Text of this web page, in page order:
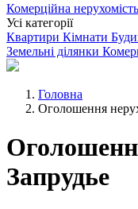
Комерційна нерухомість
Усі категорії
Квартири Кімнати
Земельні ділянки
Головна
Оголошення
Запрудье